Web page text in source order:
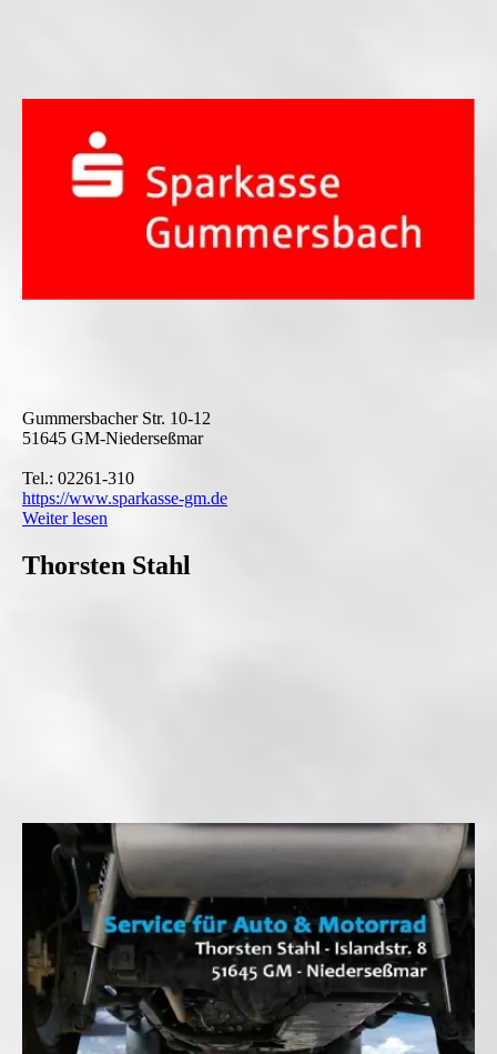
Gummersbacher Str. 10-12
51645 GM-Niederseßmar
Tel.: 02261-310
https://www.sparkasse-gm.de
Weiter lesen
Thorsten Stahl